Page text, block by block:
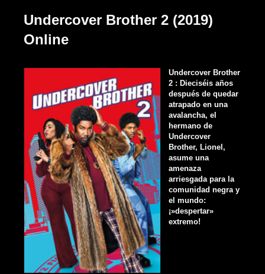
Undercover Brother 2 (2019)
Online
Undercover Brother
2 : Dieciséis años
después de quedar
atrapado en una
avalancha, el
hermano de
Undercover
Brother, Lionel,
asume una
amenaza
arriesgada para la
comunidad negra y
el mundo:
¡»despertar»
extremo!